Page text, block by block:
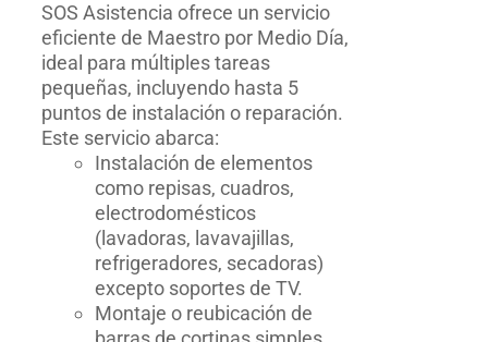
SOS Asistencia ofrece un servicio
eficiente de Maestro por Medio Día,
ideal para múltiples tareas
pequeñas, incluyendo hasta 5
puntos de instalación o reparación.
Este servicio abarca:
Instalación de elementos
como repisas, cuadros,
electrodomésticos
(lavadoras, lavavajillas,
refrigeradores, secadoras)
excepto soportes de TV.
Montaje o reubicación de